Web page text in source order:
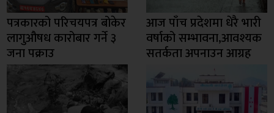
पत्रकारको परिचयपत्र बोकेर
लागुऔषध कारोबार गर्ने ३
जना पक्राउ
आज पाँच प्रदेशमा धेरै भारी
वर्षाको सम्भावना,आवश्यक
सतर्कता अपनाउन आग्रह